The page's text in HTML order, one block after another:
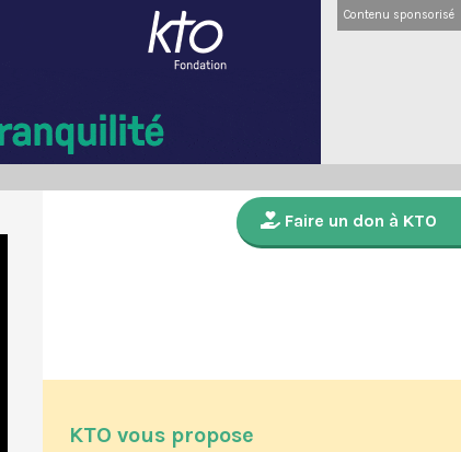
Contenu sponsorisé
Faire un don à KTO
KTO vous propose